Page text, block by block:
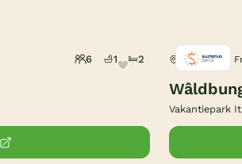
6 1 2 Earnewâld,
Vakantiepark